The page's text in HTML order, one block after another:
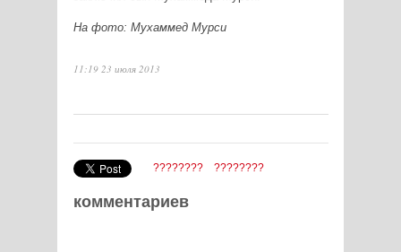
На фото: Мухаммед Мурси
11:19 23 июля 2013
???????? ????????
комментариев